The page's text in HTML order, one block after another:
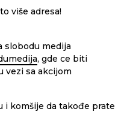
više adresa!
slobodu medija
, gde ce biti
vezi sa akcijom
i komšije da takođe prate